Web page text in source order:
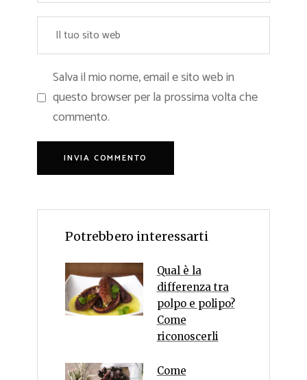
Salva il mio nome, email e sito web in
questo browser per la prossima volta che
commento.
Potrebbero interessarti
Qual è la
differenza tra
polpo e polipo?
Come
riconoscerli
Come